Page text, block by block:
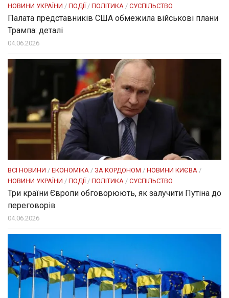
НОВИНИ УКРАЇНИ / ПОДІЇ / ПОЛІТИКА / СУСПІЛЬСТВО
Палата представників США обмежила військові плани
Трампа: деталі
04.06.2026
ВСІ НОВИНИ / ЕКОНОМІКА / ЗА КОРДОНОМ / НОВИНИ КИЄВА /
НОВИНИ УКРАЇНИ / ПОДІЇ / ПОЛІТИКА / СУСПІЛЬСТВО
Три країни Європи обговорюють, як залучити Путіна до
переговорів
04.06.2026